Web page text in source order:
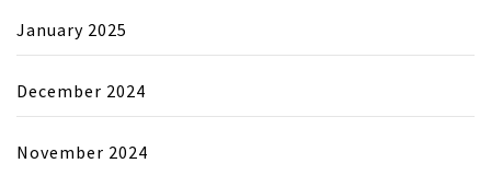
January 2025
December 2024
November 2024